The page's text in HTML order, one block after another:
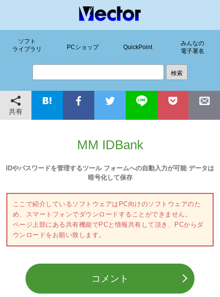
ソフト
ライブラリ
PCショップ QuickPoint
みんなの
電子署名
共有
MM IDBank
IDやパスワードを管理するツール フォームへの自動入力が可能 データは
暗号化して保存
ここで紹介しているソフトウェアはPC向けのソフトウェアのた
め、スマートフォンでダウンロードすることができません。
ページ上部にある共有機能でPCと情報共有して頂き、PCからダ
ウンロードをお願い致します。
コメント